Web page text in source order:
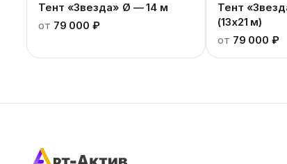
Тент «Звезда» Ø — 14 м
от 79 000 ₽
Тент
(13x21 м)
от 79 000 ₽